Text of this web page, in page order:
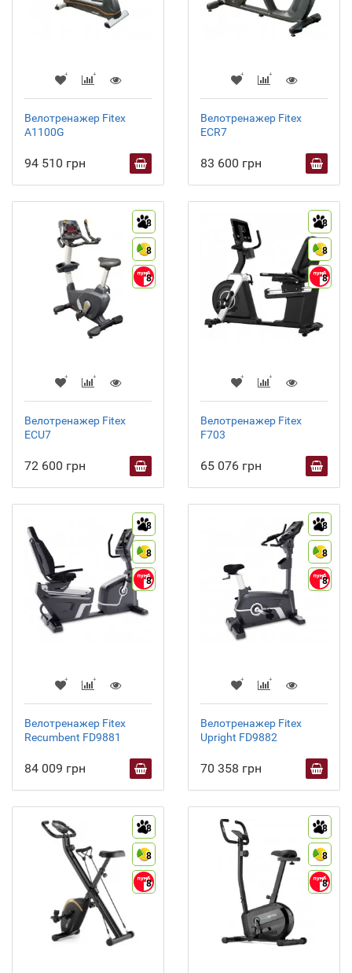
Велотренажер Fitex
A1100G
94 510 грн
Велотренажер Fitex
ECR7
83 600 грн
8
8
8
Велотренажер Fitex
ECU7
72 600 грн
8
8
8
Велотренажер Fitex
F703
65 076 грн
8
8
8
Велотренажер Fitex
Recumbent FD9881
84 009 грн
8
8
8
Велотренажер Fitex
Upright FD9882
70 358 грн
8
8
8
8
8
8